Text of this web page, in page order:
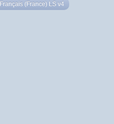
Français (France) LS v4